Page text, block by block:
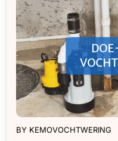
BY KEMOVOCHTWERING